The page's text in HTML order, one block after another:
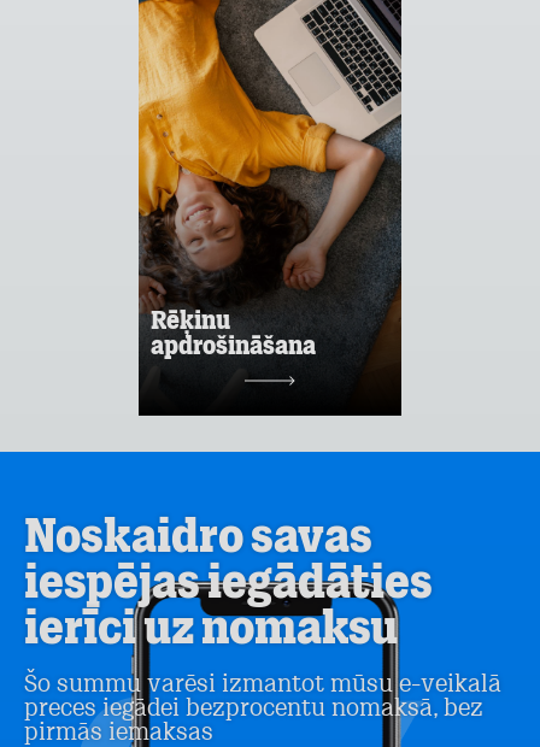
Rēķinu
apdrošināšana
Tavs atbalsta plecs
bezdarba vai
ilgstošas darba
nespējas gadījumā!
Apdrošināšanas
summa: rēķina
summas apmērs,
nepārsniedzot 60
EUR / mēn.;
Maksimālais
atlīdzības periods
līdz 6 mēnešiem;
Maksimālā
atlīdzības summa:
līdz 360 EUR.
Uzzināt vairāk
1,99
Noskaidro savas
iespējas iegādāties
ierīci uz nomaksu
Šo summu varēsi izmantot mūsu e-veikalā
preces iegādei bezprocentu nomaksā, bez
pirmās iemaksas